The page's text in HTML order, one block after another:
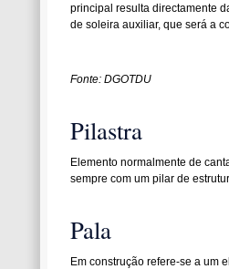
principal resulta directamente
de soleira auxiliar, que será a
Fonte: DGOTDU
Pilastra
Elemento normalmente de
sempre com um pilar de
Pala
Em construção refere-se a um